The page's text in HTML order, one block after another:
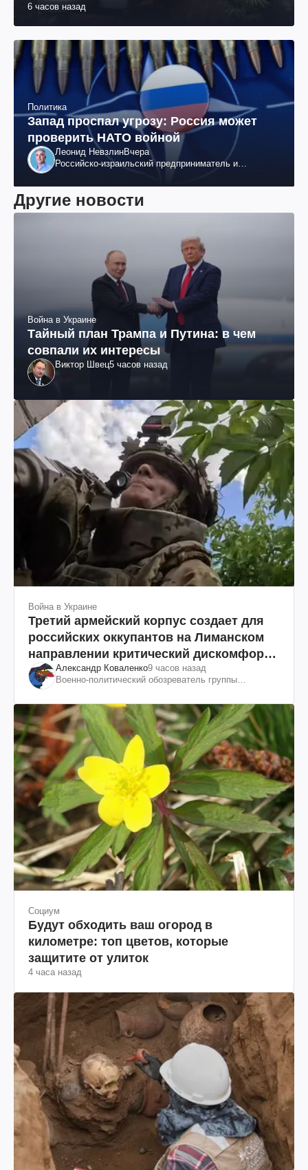
6 часов назад
Политика
Запад проспал угрозу: Россия может
проверить НАТО войной
Леонид НевзлинВчера
Российско-израильский предприниматель и
"ЮКОСа"
Другие новости
Война в Украине
Тайный план Трампа и Путина: в чем
совпали их интересы
Виктор Швец5 часов назад
Война в Украине
Третий армейский корпус создает для
российских оккупантов на Лиманском
направлении критический дискомфорт:
как это удалось
Александр Коваленко9 часов назад
Военно-политический обозреватель группы
Социум
Будут обходить ваш огород в
километре: топ цветов, которые
защитите от улиток
4 часа назад